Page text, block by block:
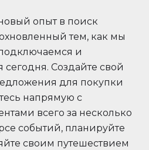
опыт в поиск
тем, как мы
и
Создайте свой
для покупки
напрямую с
всего за несколько
событий, планируйте
своим путешествием